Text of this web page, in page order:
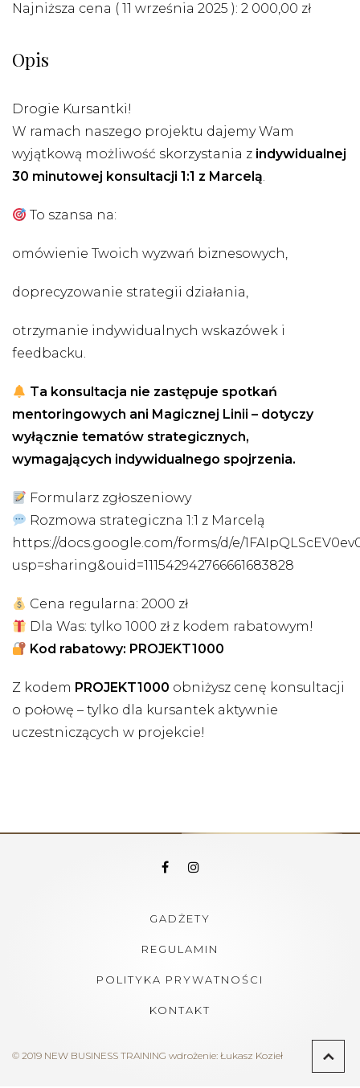
Najniższa cena ( 11 września 2025 ): 2 000,00 zł
Opis
Drogie Kursantki!
W ramach naszego projektu dajemy Wam
wyjątkową możliwość skorzystania z indywidualnej
30 minutowej konsultacji 1:1 z Marcelą.
To szansa na:
omówienie Twoich wyzwań biznesowych,
doprecyzowanie strategii działania,
otrzymanie indywidualnych wskazówek i
feedbacku.
Ta konsultacja nie zastępuje spotkań
mentoringowych ani Magicznej Linii – dotyczy
wyłącznie tematów strategicznych,
wymagających indywidualnego spojrzenia.
Formularz zgłoszeniowy
Rozmowa strategiczna 1:1 z Marcelą
https://docs.google.com/forms/d/e/
usp=sharing&ouid=111542942766661683828
Cena regularna: 2000 zł
Dla Was: tylko 1000 zł z kodem rabatowym!
Kod rabatowy: PROJEKT1000
Z kodem PROJEKT1000 obniżysz cenę konsultacji
o połowę – tylko dla kursantek aktywnie
uczestniczących w projekcie!
GADŻETY
REGULAMIN
POLITYKA PRYWATNOŚCI
KONTAKT
© 2019 NEW BUSINESS TRAINING wdrożenie: Łukasz Kozieł